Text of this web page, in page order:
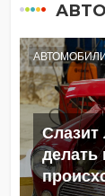
АВТОМОБИЛИ
Слазит
делать